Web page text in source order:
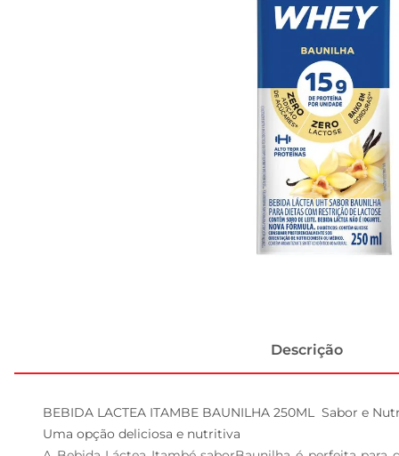
Descrição
BEBIDA LACTEA ITAMBE BAUNILHA 250ML  Sabor e
Uma opção deliciosa e nutritiva